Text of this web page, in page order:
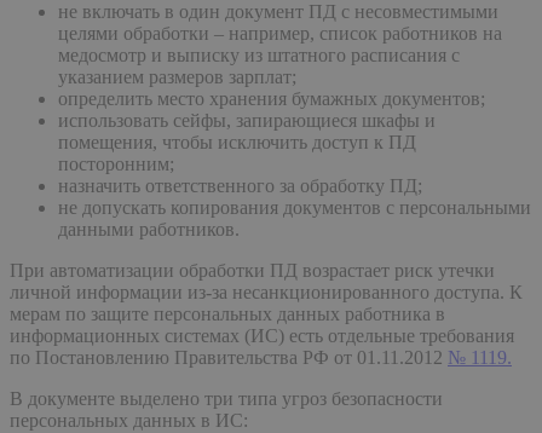
не включать в один документ ПД с несовместимыми
целями обработки – например, список работников на
медосмотр и выписку из штатного расписания с
указанием размеров зарплат;
определить место хранения бумажных документов;
использовать сейфы, запирающиеся шкафы и
помещения, чтобы исключить доступ к ПД
посторонним;
назначить ответственного за обработку ПД;
не допускать копирования документов с персональными
данными работников.
При автоматизации обработки ПД возрастает риск утечки
личной информации из-за несанкционированного доступа. К
мерам по защите персональных данных работника в
информационных системах (ИС) есть отдельные требования
по Постановлению Правительства РФ от 01.11.2012 № 1119.
В документе выделено три типа угроз безопасности
персональных данных в ИС: